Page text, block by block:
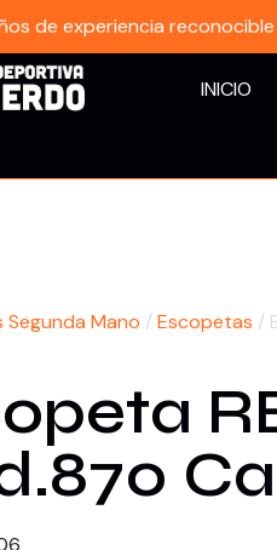
de experiencia
INICIO
Segunda Mano / Escopetas /